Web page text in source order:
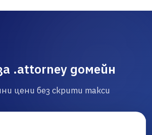
.attorney домейн
цени без скрити такси